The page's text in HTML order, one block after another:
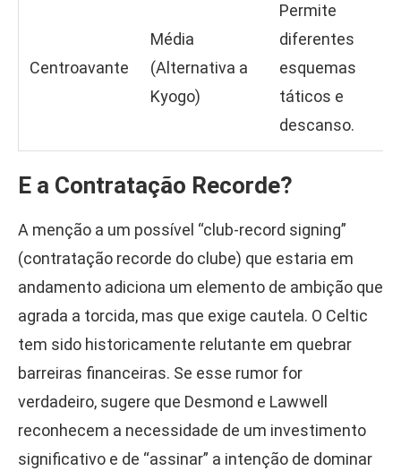
Centroavante
Média
(Alternativa a
Kyogo)
Permite
diferentes
esquemas
táticos e
descanso.
E a Contratação Recorde?
A menção a um possível “club-record signing”
(contratação recorde do clube) que estaria em
andamento adiciona um elemento de ambição que
agrada a torcida, mas que exige cautela. O Celtic
tem sido historicamente relutante em quebrar
barreiras financeiras. Se esse rumor for
verdadeiro, sugere que Desmond e Lawwell
reconhecem a necessidade de um investimento
significativo e de “assinar” a intenção de dominar